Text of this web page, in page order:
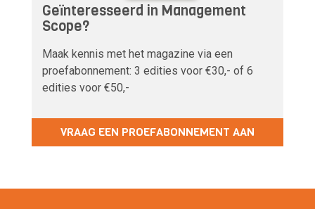
Geïnteresseerd in Management
Scope?
Maak kennis met het magazine via een
proefabonnement: 3 edities voor €30,- of 6
edities voor €50,-
VRAAG EEN PROEFABONNEMENT AAN